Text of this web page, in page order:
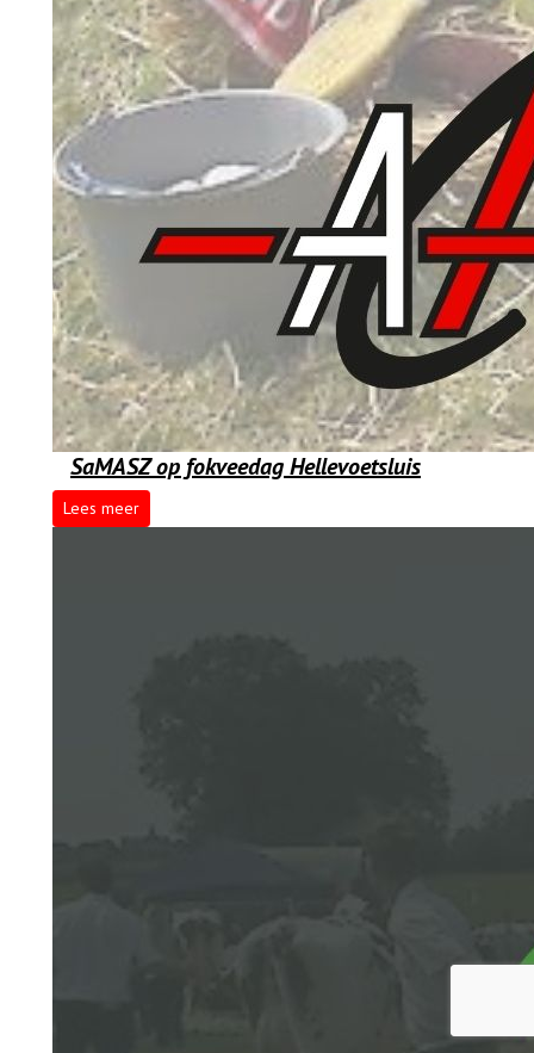
SaMASZ op fokveedag Hellevoetsluis
Lees meer